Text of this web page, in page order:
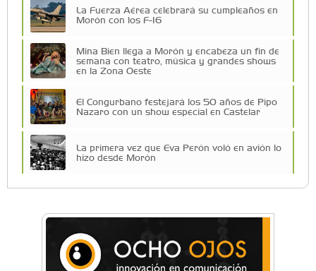
La Fuerza Aérea celebrará su cumpleaños en
Morón con los F-16
Mina Bien llega a Morón y encabeza un fin de
semana con teatro, música y grandes shows
en la Zona Oeste
El Congurbano festejará los 50 años de Pipo
Nazaro con un show especial en Castelar
La primera vez que Eva Perón voló en avión lo
hizo desde Morón
Mariana Croce: "Hoy las empresas necesitan
un asesoramiento integral para crecer con
seguridad"